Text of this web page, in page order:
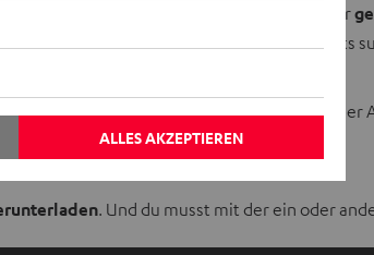
oder
sodass du gezielt nach Titeln oder Playlists
der kostenlosen Hörbücher auch nicht in der
Premium-Abo.
. Und du musst mit der ein oder
ALLES AKZEPTIEREN